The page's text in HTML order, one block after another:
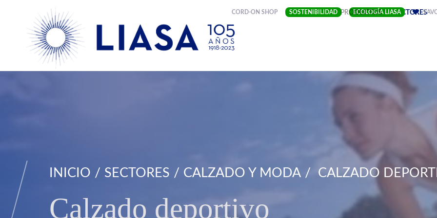
CORD-ON SHOP SOSTENIBILIDAD ECOLOGÍA LIASA
EMPRESA(CURRENT)
PRODUCTOS SECTORES
INICIO SECTORES CALZADO Y MODA CALZADO
Calzado deportivo